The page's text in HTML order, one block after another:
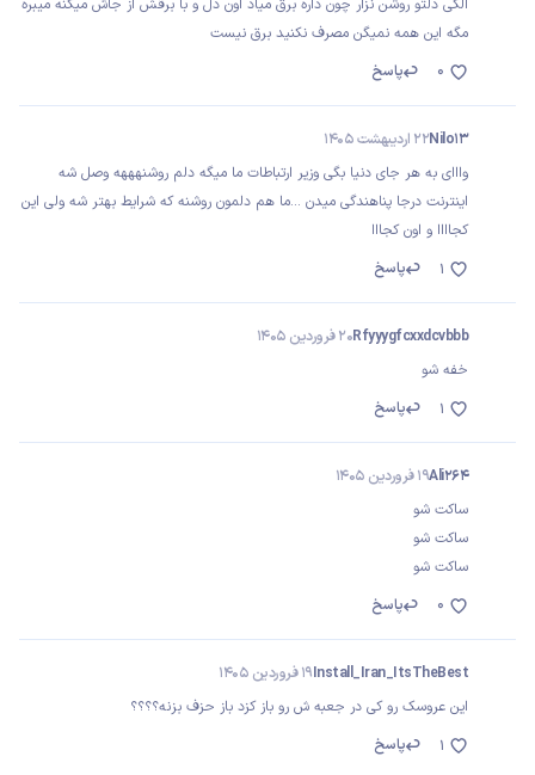
الکی دلتو روشن نزار چون داره برق میاد اون دل و با برقش از جاش میکنه میبره
مگه این همه نمیگن مصرف نکنید برق نیست
پاسخ
0
Nilo1322 اردیبهشت 1405
وااای به هر جای دنیا بگی وزیر ارتباطات ما میگه دلم روشنهههه وصل شه
اینترنت درجا پناهندگی میدن ...ما هم دلمون روشنه که شرایط بهتر شه ولی این
کجاااا و اون کجااا
پاسخ
1
Rfyyygfcxxdcvbbb20 فروردین 1405
خفه شو
پاسخ
1
Ali26419 فروردین 1405
ساکت شو
ساکت شو
ساکت شو
پاسخ
0
Install_Iran_ItsTheBest19 فروردین 1405
این عروسک رو کی در جعبه ش رو باز کزد باز حزف بزنه؟؟؟؟
پاسخ
1